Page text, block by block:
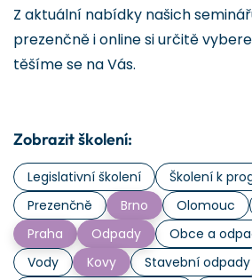
Z aktuální nabídky našich
prezenčně i online si určitě
těšíme se na Vás.
Zobrazit školení:
Legislativní školení Školení k
Prezenčně
Brno Olomouc
Praha
Odpady Obce a
Vody
Kovy
Stavební odpady